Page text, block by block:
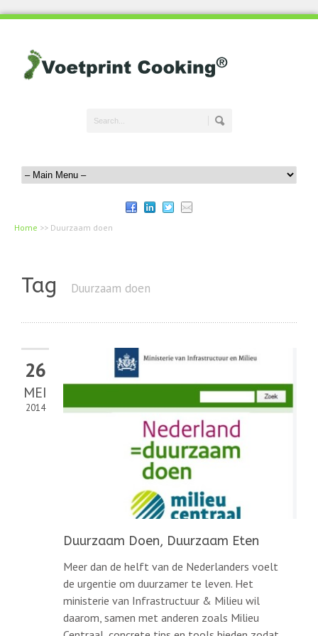
Home >> Duurzaam doen
Tag Duurzaam doen
26
MEI
2014
Duurzaam Doen, Duurzaam Eten
Meer dan de helft van de Nederlanders voelt
de urgentie om duurzamer te leven. Het
ministerie van Infrastructuur & Milieu wil
daarom, samen met anderen zoals Milieu